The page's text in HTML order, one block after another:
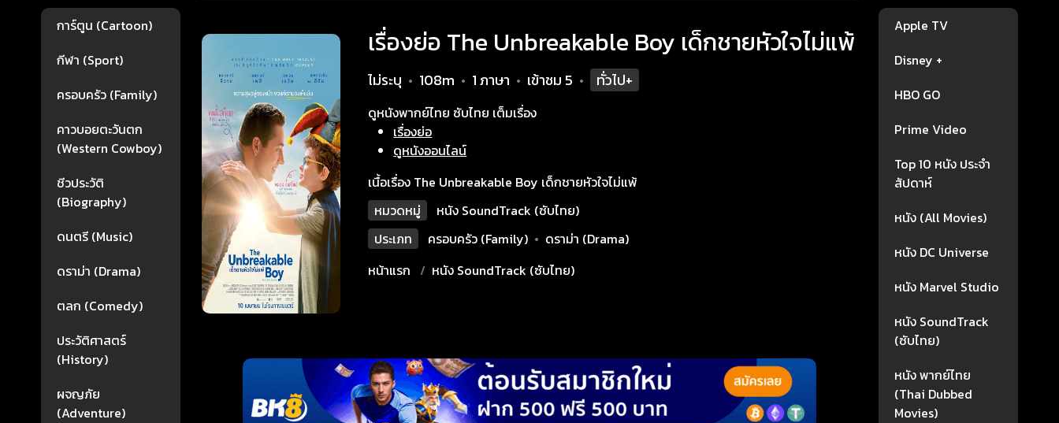
การ์ตูน (Cartoon)
กีฬา (Sport)
ครอบครัว (Family)
คาวบอยตะวันตก
(Western Cowboy)
ชีวประวัติ
(Biography)
ดนตรี (Music)
ดราม่า (Drama)
ตลก (Comedy)
ประวัติศาสตร์
(History)
ผจญภัย
(Adventure)
เรื่องย่อ The Unbreakable Boy เด็กชายหัวใจไม่แพ้
ไม่ระบุ • 108m • 1 ภาษา • เข้าชม 5 • ทั่วไป+
ดูหนังพากย์ไทย ซับไทย เต็มเรื่อง
เรื่องย่อ
ดูหนังออนไลน์
เนื้อเรื่อง The Unbreakable Boy เด็กชายหัวใจไม่แพ้
หมวดหมู่
หนัง SoundTrack (ซับไทย)
ประเภท
ครอบครัว (Family) • ดราม่า (Drama)
หน้าแรก
หนัง SoundTrack (ซับไทย)
Apple TV
Disney +
HBO GO
Prime Video
Top 10 หนัง ประจำ
สัปดาห์
หนัง (All Movies)
หนัง DC Universe
หนัง Marvel Studio
หนัง SoundTrack
(ซับไทย)
หนัง พากย์ไทย
(Thai Dubbed
Movies)